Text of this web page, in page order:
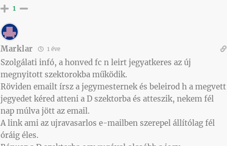
1
Marklar 1 éve
Szolgálati infó, a honved fc n leirt jegyatkeres az új
megnyitott szektorokba működik.
Röviden emailt írsz a jegymesternek és beleirod h a megvett
jegyedet kéred atteni a D szektorba és atteszik, nekem fél
nap múlva jött az email.
A link ami az ujravasarlos e-mailben szerepel állítólag fél
óráig éles.